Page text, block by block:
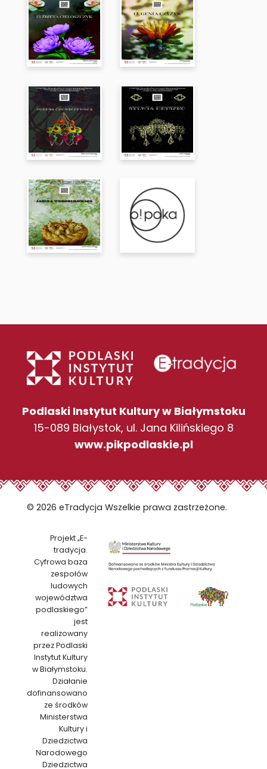
Podlaski Instytut Kultury w Białymstoku
15-089 Białystok, ul. Jana Kilińskiego 8
www.pikpodlaskie.pl
© 2026 eTradycja Wszelkie prawa zastrzeżone.
Projekt „E-
tradycja.
Cyfrowa baza
zespołów
ludowych
województwa
podlaskiego”
jest
realizowany
przez Podlaski
Instytut Kultury
w Białymstoku.
Działanie
dofinansowano
ze środków
Ministerstwa
Kultury i
Dziedzictwa
Narodowego
Dziedzictwa